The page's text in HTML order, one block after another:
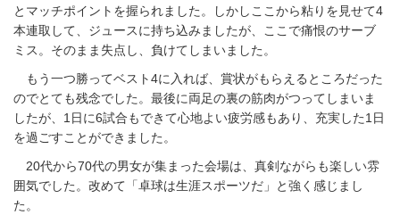
とマッチポイントを握られました。しかしここから粘りを見せて4
本連取して、ジュースに持ち込みましたが、ここで痛恨のサーブ
ミス。そのまま失点し、負けてしまいました。
もう一つ勝ってベスト4に入れば、賞状がもらえるところだった
のでとても残念でした。最後に両足の裏の筋肉がつってしまいま
したが、1日に6試合もできて心地よい疲労感もあり、充実した1日
を過ごすことができました。
20代から70代の男女が集まった会場は、真剣ながらも楽しい雰
囲気でした。改めて「卓球は生涯スポーツだ」と強く感じまし
た。